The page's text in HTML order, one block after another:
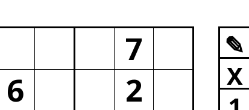
7
6
2
✎
X